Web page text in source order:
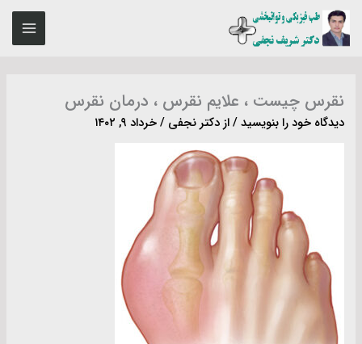
پرش
نقرس چیست ، علایم نقرس ، درمان نقرس
دیدگاه‌ خود را بنویسید/ ازدکتر نجفی/خرداد ۹, ۱۴۰۲